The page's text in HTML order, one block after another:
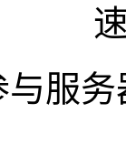
服